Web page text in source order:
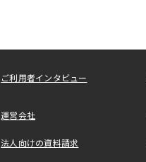
ご利用者インタビュー
運営会社
法人向けの資料請求